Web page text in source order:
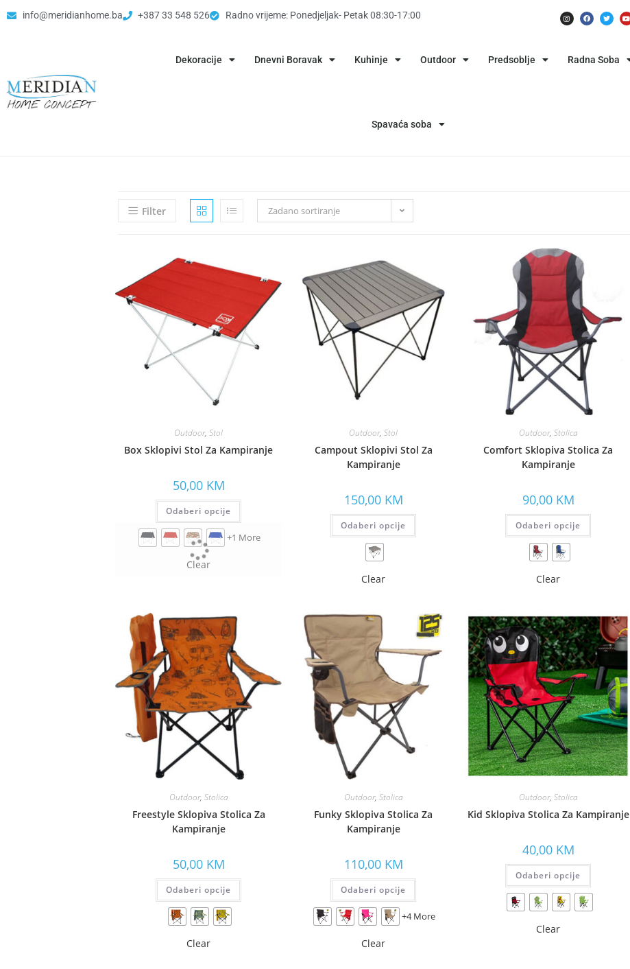
info@meridianhome.ba +387 33 548 526 Radno vrijeme: Ponedjeljak- Petak 08:30-17:00
Dekoracije Dnevni Boravak Kuhinje Outdoor Predsoblje Radna Soba
Spavaća soba
Filter Zadano sortiranje
Outdoor, Stol
Box Sklopivi Stol Za Kampiranje
50,00 KM
Odaberi opcije
+1 More
Clear
Outdoor, Stol
Campout Sklopivi Stol Za
Kampiranje
150,00 KM
Odaberi opcije
Clear
Outdoor, Stolica
Comfort Sklopiva Stolica Za
Kampiranje
90,00 KM
Odaberi opcije
Clear
Outdoor, Stolica
Freestyle Sklopiva Stolica Za
Kampiranje
50,00 KM
Odaberi opcije
Clear
Outdoor, Stolica
Funky Sklopiva Stolica Za
Kampiranje
110,00 KM
Odaberi opcije
+4 More
Clear
Outdoor, Stolica
Kid Sklopiva Stolica Za Kampiranje
40,00 KM
Odaberi opcije
Clear